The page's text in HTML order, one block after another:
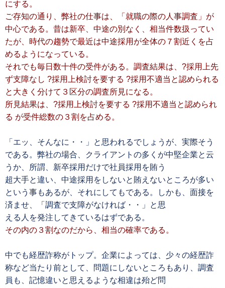
にする。
ご存知の通り、弊社の仕事は、「就職の際の人事調査」が
中心である。昔は新卒、中途の別なく、相当件数扱ってい
たが、時代の趨勢で最近は中途採用が全体の７割近くを占
めるようになっている。
それでも毎日数十件の受件がある。調査結果は、?採用上先
ず支障なし ?採用上検討を要する ?採用不適当と認められる
と大きく分けて３区分の調査所見になる。
所見結果は、?採用上検討を要する ?採用不適当と認められ
る が受件総数の３割を占める。
「エッ、そんなに・・」と思われるでしょうが、実際そう
である。弊社の場合、クライアントの多くが中堅企業と云
うか、所謂、新卒採用だけで社員採用を賄う
超大手と違い、中途採用をしないと賄えないところが多い
という事もあるが、それにしてもである。しかも、面接を
済ませ、「調査で支障がなければ・・」と思
える人を発注してきているはずである。
その内の３割なのだから、相当の確率である。
中でも経歴詐称がトップ。企業によっては、少々の経歴詐
称など当たり前として、問題にしないところもあり、調査
員も、記憶違いと思えるような相違は殆ど問